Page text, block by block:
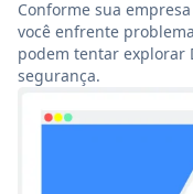
Conforme sua
você enfrente
podem tentar explorar
segurança.